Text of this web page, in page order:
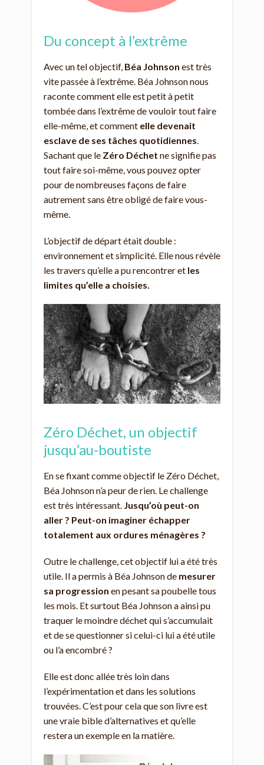
Du concept à l’extrême
Avec un tel objectif, Béa Johnson est très
vite passée à l’extrême. Béa Johnson nous
raconte comment elle est petit à petit
tombée dans l’extrême de vouloir tout faire
elle-même, et comment elle devenait
esclave de ses tâches quotidiennes.
Sachant que le Zéro Déchet ne signifie pas
tout faire soi-même, vous pouvez opter
pour de nombreuses façons de faire
autrement sans être obligé de faire vous-
même.
L’objectif de départ était double :
environnement et simplicité. Elle nous révèle
les travers qu’elle a pu rencontrer et les
limites qu’elle a choisies.
Zéro Déchet, un objectif
jusqu’au-boutiste
En se fixant comme objectif le Zéro Déchet,
Béa Johnson n’a peur de rien. Le challenge
est très intéressant. Jusqu’où peut-on
aller ? Peut-on imaginer échapper
totalement aux ordures ménagères ?
Outre le challenge, cet objectif lui a été très
utile. Il a permis à Béa Johnson de mesurer
sa progression en pesant sa poubelle tous
les mois. Et surtout Béa Johnson a ainsi pu
traquer le moindre déchet qui s’accumulait
et de se questionner si celui-ci lui a été utile
ou l’a encombré ?
Elle est donc allée très loin dans
l’expérimentation et dans les solutions
trouvées. C’est pour cela que son livre est
une vraie bible d’alternatives et qu’elle
restera un exemple en la matière.